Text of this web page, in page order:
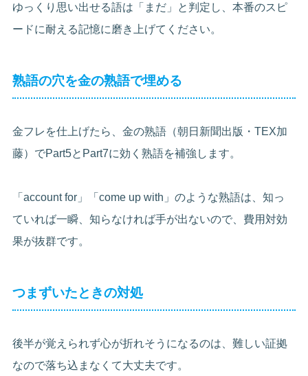
ゆっくり思い出せる語は「まだ」と判定し、本番のスピ
ードに耐える記憶に磨き上げてください。
熟語の穴を金の熟語で埋める
金フレを仕上げたら、金の熟語（朝日新聞出版・TEX加
藤）でPart5とPart7に効く熟語を補強します。
「account for」「come up with」のような熟語は、知っ
ていれば一瞬、知らなければ手が出ないので、費用対効
果が抜群です。
つまずいたときの対処
後半が覚えられず心が折れそうになるのは、難しい証拠
なので落ち込まなくて大丈夫です。